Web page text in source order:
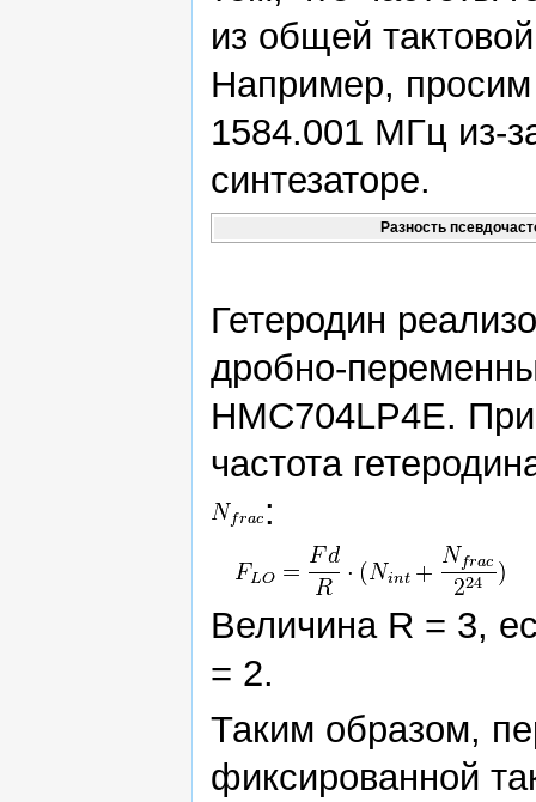
из общей
Например,
1584.001 МГц из-
синтезаторе.
Разность
Гетеродин
дробно-
HMC704LP4E.
частота
:
Величина R = 3,
= 2.
Таким образом,
фиксированной